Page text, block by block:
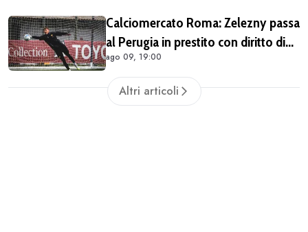
Calciomercato Roma: Zelezny passa
al Perugia in prestito con diritto di
riscatto
ago 09, 19:00
Altri articoli